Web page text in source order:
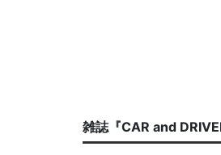
雑誌『CAR and